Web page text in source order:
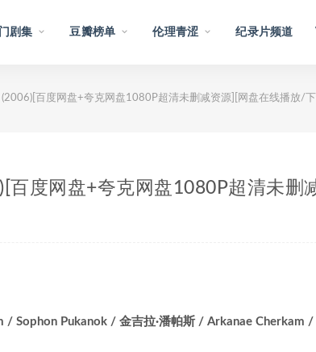
剧集 豆瓣榜单 伦理青涩 纪录片频道
百度网盘+夸克网盘1080P超清未删减资源][网盘在线播放/
度网盘+夸克网盘1080P超清未
Sophon Pukanok / 金吉拉·潘帕斯 / Arkanae Cherkam